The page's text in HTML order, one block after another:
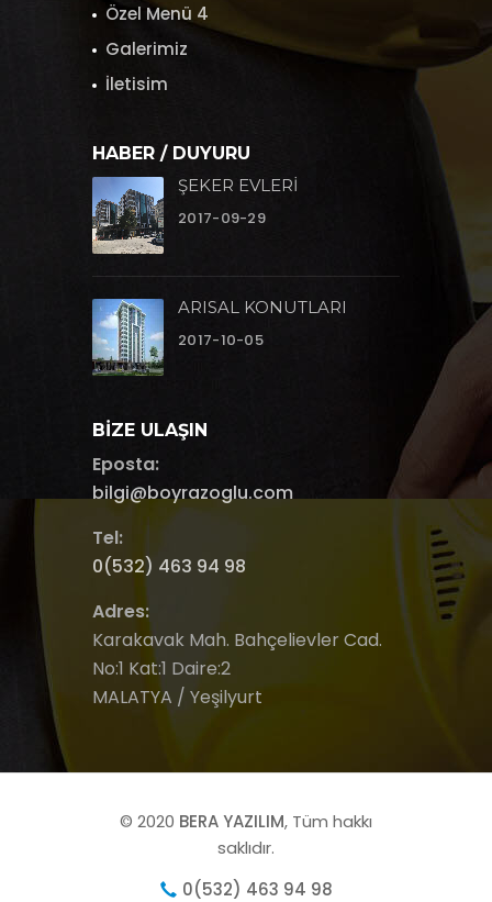
Özel Menü 4
Galerimiz
İletisim
HABER / DUYURU
ŞEKER EVLERİ
2017-09-29
ARISAL KONUTLARI
2017-10-05
BIZE ULAŞIN
Eposta:
bilgi@boyrazoglu.com
Tel:
0(532) 463 94 98
Adres:
Karakavak Mah. Bahçelievler Cad.
No:1 Kat:1 Daire:2
MALATYA / Yeşilyurt
© 2020 BERA YAZILIM, Tüm hakkı
saklıdır.
0(532) 463 94 98